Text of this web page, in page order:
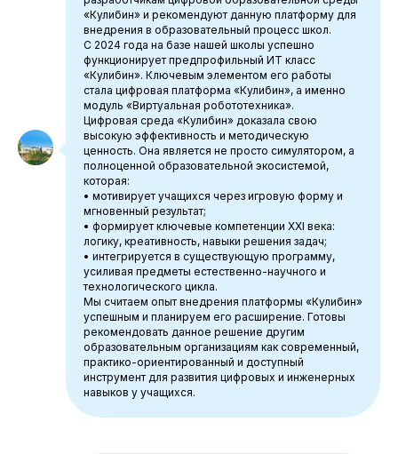
«Кулибин» и рекомендуют данную платформу для
внедрения в образовательный процесс школ.
С 2024 года на базе нашей школы успешно
функционирует предпрофильный ИТ класс
«Кулибин». Ключевым элементом его работы
стала цифровая платформа «Кулибин», а именно
модуль «Виртуальная робототехника».
Цифровая среда «Кулибин» доказала свою
высокую эффективность и методическую
ценность. Она является не просто симулятором, а
полноценной образовательной экосистемой,
которая:
• мотивирует учащихся через игровую форму и
мгновенный результат;
• формирует ключевые компетенции XXI века:
логику, креативность, навыки решения задач;
• интегрируется в существующую программу,
усиливая предметы естественно-научного и
технологического цикла.
Мы считаем опыт внедрения платформы «Кулибин»
успешным и планируем его расширение. Готовы
рекомендовать данное решение другим
образовательным организациям как современный,
практико-ориентированный и доступный
инструмент для развития цифровых и инженерных
навыков у учащихся.